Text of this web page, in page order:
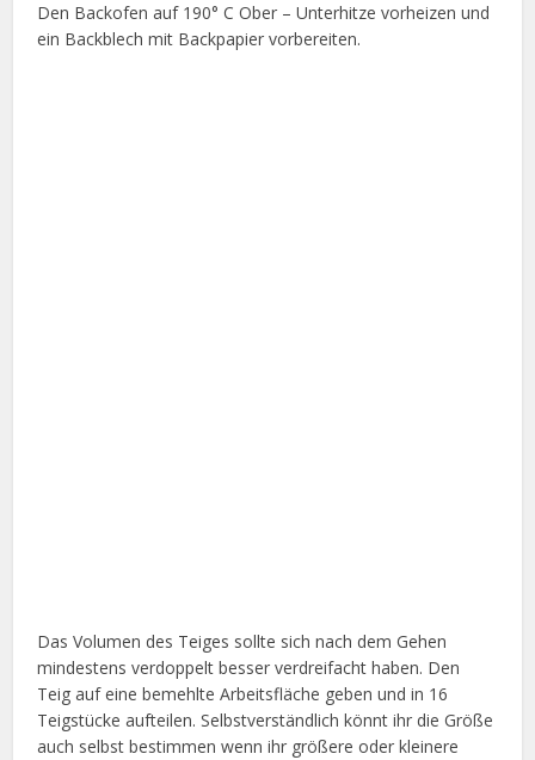
Den Backofen auf 190° C Ober – Unterhitze vorheizen und
ein Backblech mit Backpapier vorbereiten.
Das Volumen des Teiges sollte sich nach dem Gehen
mindestens verdoppelt besser verdreifacht haben. Den
Teig auf eine bemehlte Arbeitsfläche geben und in 16
Teigstücke aufteilen. Selbstverständlich könnt ihr die Größe
auch selbst bestimmen wenn ihr größere oder kleinere